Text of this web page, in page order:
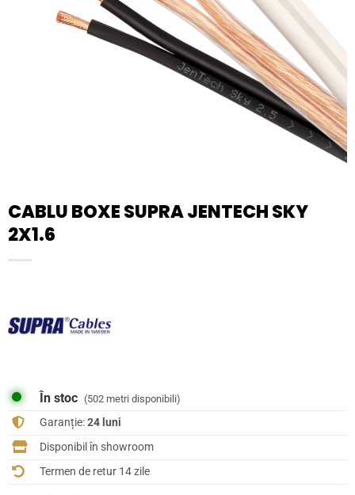
CABLU BOXE SUPRA JENTECH SKY
2X1.6
În stoc (502 metri disponibili)
Garanție:24 luni
Disponibil în showroom
Termen de retur 14 zile